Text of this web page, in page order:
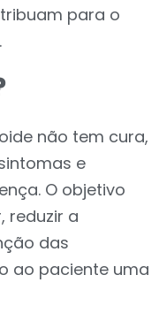
para o
não tem cura,
e
O objetivo
reduzir a
das
ao paciente uma